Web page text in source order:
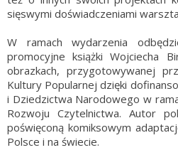
sięswymi doświadczeniami
W ramach wydarzenia
promocyjne książki Wojciecha
obrazkach, przygotowywanej
Kultury Popularnej dzięki
i Dziedzictwa Narodowego w
Rozwoju Czytelnictwa. Autor
poświęconą komiksowym
Polsce i na świecie.